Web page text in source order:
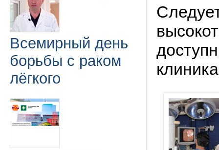
Всемирный день
борьбы с раком
лёгкого